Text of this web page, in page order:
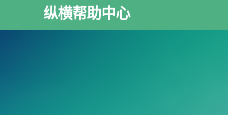
纵横帮助中心